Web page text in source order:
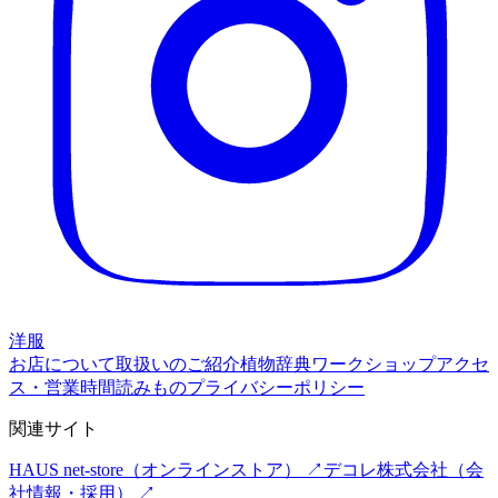
洋服
お店について取扱いのご紹介植物辞典ワークショップアクセ
ス・営業時間読みものプライバシーポリシー
関連サイト
HAUS net-store （オンラインストア） ↗ デコレ株式会社 （会
社情報・採用） ↗